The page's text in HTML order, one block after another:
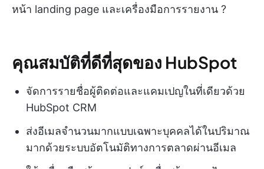
หน้า landing page และเครื่องมือการรายงาน ?
คุณสมบัติที่ดีที่สุดของ HubSpot
จัดการรายชื่อผู้ติดต่อและแคมเปญในที่เดียวด้วย
HubSpot CRM
ส่งอีเมลจำนวนมากแบบเฉพาะบุคคลได้ในปริมาณ
มากด้วยระบบอัตโนมัติทางการตลาดผ่านอีเมล